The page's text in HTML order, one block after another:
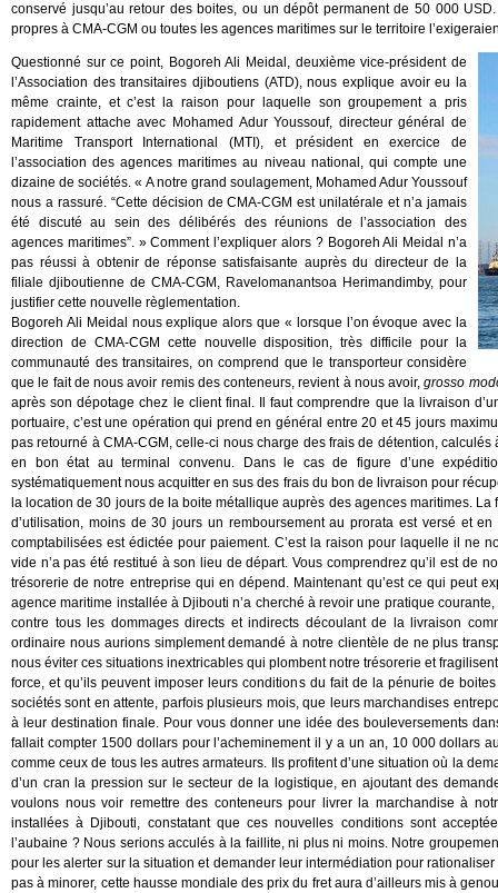
conservé jusqu’au retour des boites, ou un dépôt permanent de 50 000
propres à CMA-CGM ou toutes les agences maritimes sur le territoire
Questionné sur ce point, Bogoreh Ali Meidal, deuxième vice-président de
l’Association des transitaires djiboutiens (ATD), nous explique avoir eu la
même crainte, et c’est la raison pour laquelle son groupement a pris
rapidement attache avec Mohamed Adur Youssouf, directeur général de
Maritime Transport International (MTI), et président en exercice de
l’association des agences maritimes au niveau national, qui compte une
dizaine de sociétés. « A notre grand soulagement, Mohamed Adur Youssouf
nous a rassuré. “Cette décision de CMA-CGM est unilatérale et n’a jamais
été discuté au sein des délibérés des réunions de l’association des
agences maritimes”. » Comment l’expliquer alors ? Bogoreh Ali Meidal n’a
pas réussi à obtenir de réponse satisfaisante auprès du directeur de la
filiale djiboutienne de CMA-CGM, Ravelomanantsoa Herimandimby, pour
justifier cette nouvelle règlementation.
Bogoreh Ali Meidal nous explique alors que « lorsque l’on évoque avec la
direction de CMA-CGM cette nouvelle disposition, très difficile pour la
communauté des transitaires, on comprend que le transporteur considère
que le fait de nous avoir remis des conteneurs, revient à nous avoir,grosso
après son dépotage chez le client final. Il faut comprendre que la livraison
portuaire, c’est une opération qui prend en général entre 20 et 45 jours
pas retourné à CMA-CGM, celle-ci nous charge des frais de détention,
en bon état au terminal convenu. Dans le cas de figure d’une
systématiquement nous acquitter en sus des frais du bon de livraison pour
la location de 30 jours de la boite métallique auprès des agences maritimes.
d’utilisation, moins de 30 jours un remboursement au prorata est versé et
comptabilisées est édictée pour paiement. C’est la raison pour laquelle il ne
vide n’a pas été restitué à son lieu de départ. Vous comprendrez qu’il est de
trésorerie de notre entreprise qui en dépend. Maintenant qu’est ce qui peut
agence maritime installée à Djibouti n’a cherché à revoir une pratique
contre tous les dommages directs et indirects découlant de la livraison
ordinaire nous aurions simplement demandé à notre clientèle de ne plus
nous éviter ces situations inextricables qui plombent notre trésorerie et
force, et qu’ils peuvent imposer leurs conditions du fait de la pénurie de
sociétés sont en attente, parfois plusieurs mois, que leurs marchandises
à leur destination finale. Pour vous donner une idée des bouleversements
fallait compter 1500 dollars pour l’acheminement il y a un an, 10 000 dollars
comme ceux de tous les autres armateurs. Ils profitent d’une situation où la
d’un cran la pression sur le secteur de la logistique, en ajoutant des
voulons nous voir remettre des conteneurs pour livrer la marchandise à
installées à Djibouti, constatant que ces nouvelles conditions sont
l’aubaine ? Nous serions acculés à la faillite, ni plus ni moins. Notre
pour les alerter sur la situation et demander leur intermédiation pour
pas à minorer, cette hausse mondiale des prix du fret aura d’ailleurs mis à